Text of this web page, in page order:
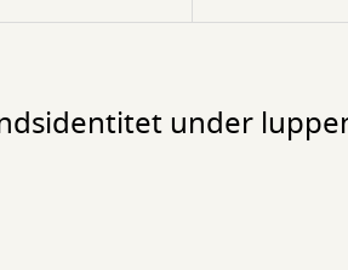
under